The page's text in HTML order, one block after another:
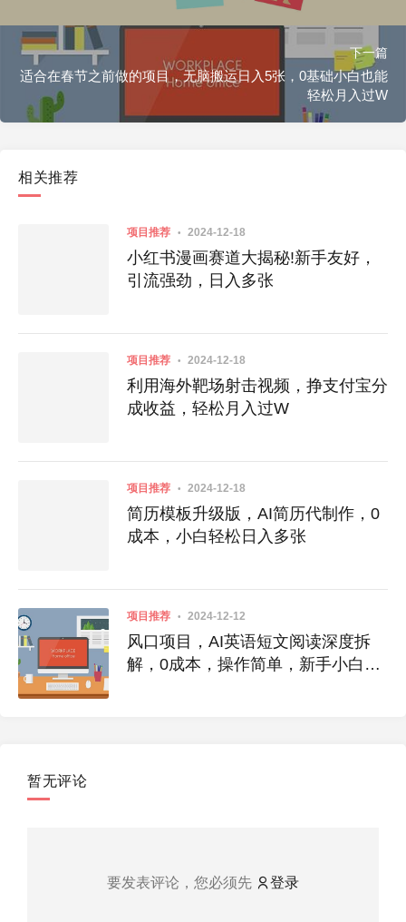
下一篇
适合在春节之前做的项目，无脑搬运日入5张，0基础小白也能
轻松月入过W
相关推荐
项目推荐 2024-12-18
小红书漫画赛道大揭秘!新手友好，
引流强劲，日入多张
项目推荐 2024-12-18
利用海外靶场射击视频，挣支付宝分
成收益，轻松月入过W
项目推荐 2024-12-18
简历模板升级版，AI简历代制作，0
成本，小白轻松日入多张
项目推荐 2024-12-12
风口项目，AI英语短文阅读深度拆
解，0成本，操作简单，新手小白也
暂无评论
要发表评论，您必须先 登录